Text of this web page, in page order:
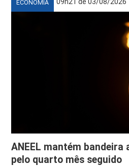
ECONOMIA
ANEEL mantém bandeira
pelo quarto mês seguido